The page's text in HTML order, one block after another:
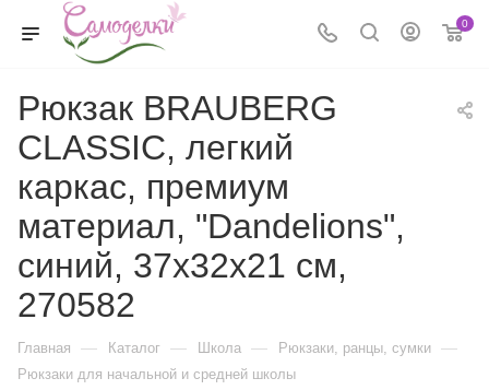
0
Рюкзак BRAUBERG
CLASSIC, легкий
каркас, премиум
материал, "Dandelions",
синий, 37x32х21 см,
270582
Главная — Каталог — Школа — Рюкзаки, ранцы, сумки —
Рюкзаки для начальной и средней школы